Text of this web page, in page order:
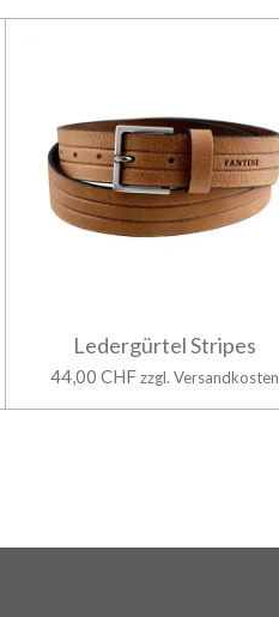
Ledergürtel Stripes
44,00 CHF zzgl. Versandkosten